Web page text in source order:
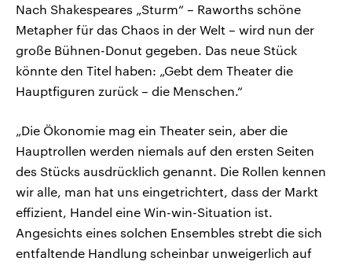
Nach Shakespeares „Sturm“ – Raworths schöne
Metapher für das Chaos in der Welt – wird nun der
große Bühnen-Donut gegeben. Das neue Stück
könnte den Titel haben: „Gebt dem Theater die
Hauptfiguren zurück – die Menschen.“
„Die Ökonomie mag ein Theater sein, aber die
Hauptrollen werden niemals auf den ersten Seiten
des Stücks ausdrücklich genannt. Die Rollen kennen
wir alle, man hat uns eingetrichtert, dass der Markt
effizient, Handel eine Win-win-Situation ist.
Angesichts eines solchen Ensembles strebt die sich
entfaltende Handlung scheinbar unweigerlich auf